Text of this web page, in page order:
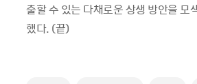
출할 수 있는 다채로운 상생 방안을 모
했다. (끝)